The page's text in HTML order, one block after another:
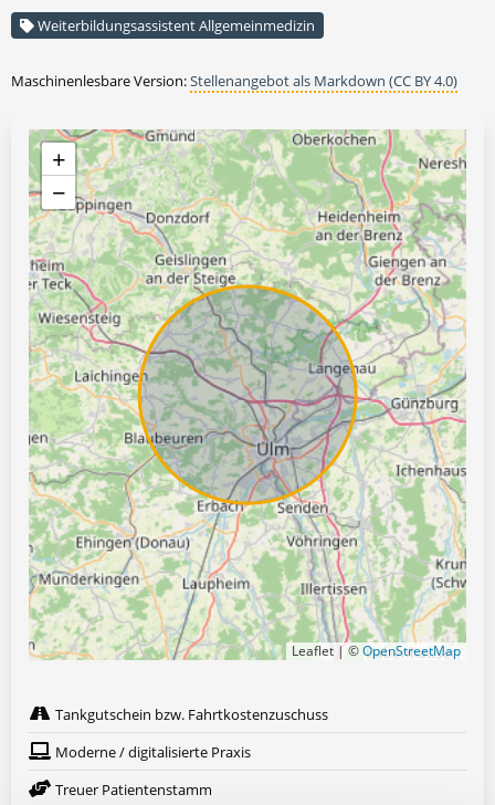
Weiterbildungsassistent Allgemeinmedizin
Maschinenlesbare Version:Stellenangebot als Markdown (CC BY 4.0)
+
−
Leaflet | ©OpenStreetMap
Tankgutschein bzw. Fahrtkostenzuschuss
Moderne / digitalisierte Praxis
Treuer Patientenstamm